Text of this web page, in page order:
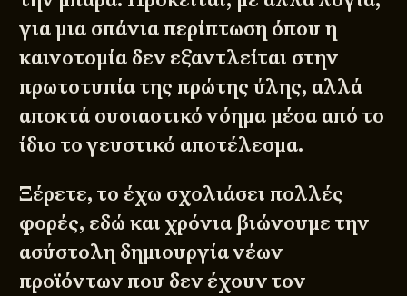
για μια σπάνια περίπτωση όπου η
καινοτομία δεν εξαντλείται στην
πρωτοτυπία της πρώτης ύλης, αλλά
αποκτά ουσιαστικό νόημα μέσα από το
ίδιο το γευστικό αποτέλεσμα.
Ξέρετε, το έχω σχολιάσει πολλές
φορές, εδώ και χρόνια βιώνουμε την
ασύστολη δημιουργία νέων
προϊόντων που δεν έχουν τον